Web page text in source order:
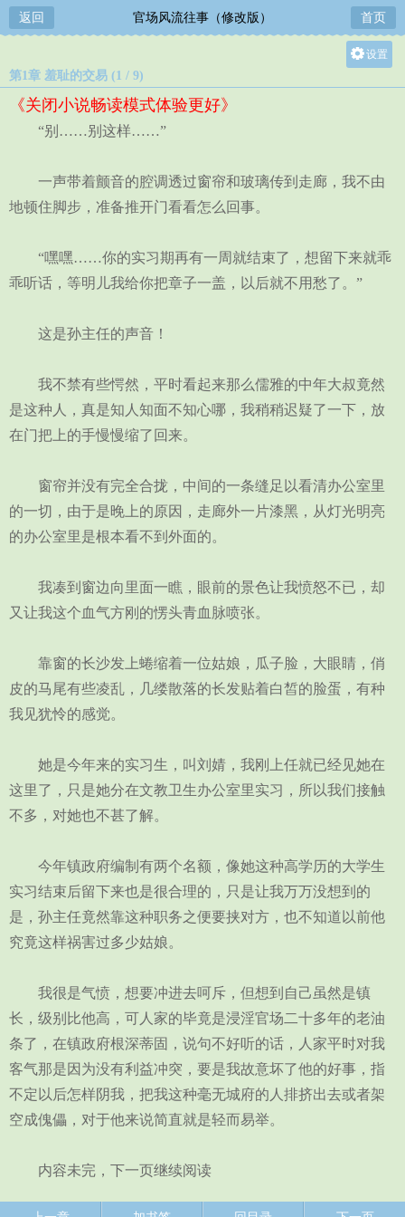
返回 官场风流往事（修改版） 首页
设置
第1章 羞耻的交易 (1 / 9)
《关闭小说畅读模式体验更好》
“别……别这样……”
一声带着颤音的腔调透过窗帘和玻璃传到走廊，我不由
地顿住脚步，准备推开门看看怎么回事。
“嘿嘿……你的实习期再有一周就结束了，想留下来就乖
乖听话，等明儿我给你把章子一盖，以后就不用愁了。”
这是孙主任的声音！
我不禁有些愕然，平时看起来那么儒雅的中年大叔竟然
是这种人，真是知人知面不知心哪，我稍稍迟疑了一下，放
在门把上的手慢慢缩了回来。
窗帘并没有完全合拢，中间的一条缝足以看清办公室里
的一切，由于是晚上的原因，走廊外一片漆黑，从灯光明亮
的办公室里是根本看不到外面的。
我凑到窗边向里面一瞧，眼前的景色让我愤怒不已，却
又让我这个血气方刚的愣头青血脉喷张。
靠窗的长沙发上蜷缩着一位姑娘，瓜子脸，大眼睛，俏
皮的马尾有些凌乱，几缕散落的长发贴着白皙的脸蛋，有种
我见犹怜的感觉。
她是今年来的实习生，叫刘婧，我刚上任就已经见她在
这里了，只是她分在文教卫生办公室里实习，所以我们接触
不多，对她也不甚了解。
今年镇政府编制有两个名额，像她这种高学历的大学生
实习结束后留下来也是很合理的，只是让我万万没想到的
是，孙主任竟然靠这种职务之便要挟对方，也不知道以前他
究竟这样祸害过多少姑娘。
我很是气愤，想要冲进去呵斥，但想到自己虽然是镇
长，级别比他高，可人家的毕竟是浸淫官场二十多年的老油
条了，在镇政府根深蒂固，说句不好听的话，人家平时对我
客气那是因为没有利益冲突，要是我故意坏了他的好事，指
不定以后怎样阴我，把我这种毫无城府的人排挤出去或者架
空成傀儡，对于他来说简直就是轻而易举。
内容未完，下一页继续阅读